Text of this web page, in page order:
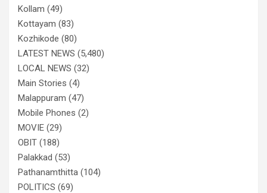
Kollam (49)
Kottayam (83)
Kozhikode (80)
LATEST NEWS (5,480)
LOCAL NEWS (32)
Main Stories (4)
Malappuram (47)
Mobile Phones (2)
MOVIE (29)
OBIT (188)
Palakkad (53)
Pathanamthitta (104)
POLITICS (69)